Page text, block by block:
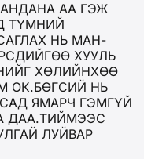
АА ГЭЖ
ТҮМНИЙ
НЬ МАН-
ХУУЛЬ
ХӨЛИЙНХӨӨ
ОК.БӨГСИЙ НЬ
ЯМАРЧ ГЭМГҮЙ
ДАА.ТИЙМЭЭС
ЛУЙВАР